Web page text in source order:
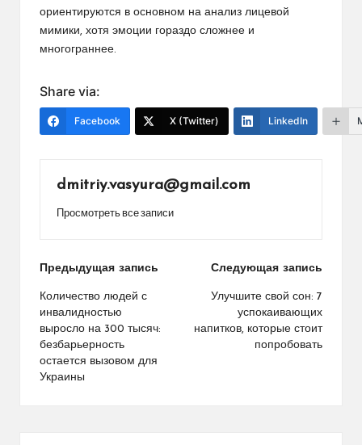
ориентируются в основном на анализ лицевой
мимики, хотя эмоции гораздо сложнее и
многограннее.
Share via:
Facebook X (Twitter) LinkedIn
dmitriy.vasyura@gmail.com
Просмотреть все записи
Навигация
по
записям
Предыдущая запись
Количество людей с
инвалидностью
выросло на 300 тысяч:
безбарьерность
остается вызовом для
Украины
Следующая запись
Улучшите свой сон: 7
успокаивающих
напитков, которые стоит
попробовать